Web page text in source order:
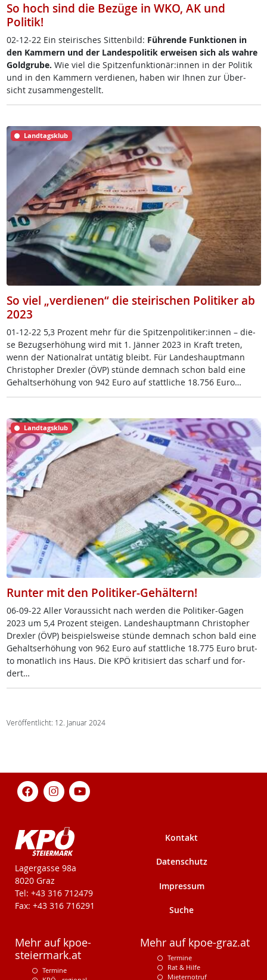
So hoch sind die Bezüge in WKO, AK und
Politik!
02-12-22 Ein stei­ri­sches Sit­ten­bild: Füh­r­en­de Funk­tio­nen in
den Kam­mern und der Lan­des­po­li­tik er­wei­sen sich als wah­re
Gold­gru­be. Wie viel die Spit­zen­funk­tio­när:in­nen in der Po­li­tik
und in den Kam­mern ver­die­nen, ha­ben wir Ih­nen zur Über­
sicht zu­sam­men­ge­s­tellt.
Landtagsklub
So viel „verdienen“ die steirischen Politiker ab
2023
01-12-22 5,3 Pro­zent mehr für die Spit­zen­po­li­ti­ker:in­nen – die­
se Be­zugs­er­höh­ung wird mit 1. Jän­ner 2023 in Kraft tre­ten,
wenn der Na­tio­nal­rat un­tä­tig bleibt. Für Lan­des­haupt­mann
Chri­s­to­pher Dr­ex­ler (ÖVP) stün­de dem­nach schon bald ei­ne
Ge­halts­er­höh­ung von 942 Eu­ro auf statt­li­che 18.756 Eu­ro…
Landtagsklub
Runter mit den Politiker-Gehältern!
06-09-22 Al­ler Vor­aus­sicht nach wer­den die Po­li­ti­ker-Ga­gen
2023 um 5,4 Pro­zent stei­gen. Lan­des­haupt­mann Chri­s­to­pher
Dr­ex­ler (ÖVP) bei­spiels­wei­se stün­de dem­nach schon bald ei­ne
Ge­halts­er­höh­ung von 962 Eu­ro auf statt­li­che 18.775 Eu­ro brut­
to mo­nat­lich ins Haus. Die KPÖ kri­ti­siert das scharf und for­
dert…
Veröffentlicht: 12. Januar 2024
KPÖ-Steiermark
Lagergasse 98a
8020 Graz
Tel: +43 316 712479
Fax: +43 316 716291
Kontakt
Datenschutz
Impressum
Suche
Mehr auf kpoe-
steiermark.at
Termine
Mehr auf kpoe-graz.at
Termine
Rat & Hilfe
Mieternotruf